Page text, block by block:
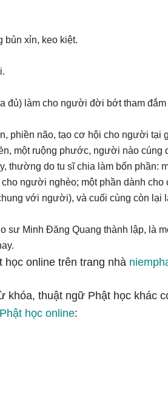
bủn xỉn, keo kiệt.
đủ) làm cho người đời bớt tham đắm
phiền não, tạo cơ hội cho người tại
một ruộng phước, người nào
thường do tu sĩ chia làm bốn phần:
người nghèo; một phần dành cho
với người), và cuối cùng còn lại
sư Minh Đăng Quang thành lập, là
online trên trang nhà
khóa, thuật ngữ Phật học khác
học online: